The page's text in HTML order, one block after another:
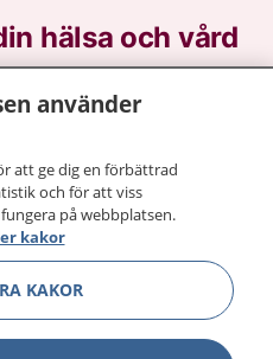
hälsa och vård
och information om
du kan kontakta.
1177 för
runt.
bättre.
använder
att ge dig en förbättrad
och för att viss
på webbplatsen.
kakor
KAKOR